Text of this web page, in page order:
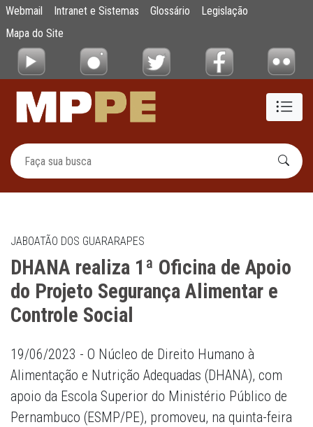
Pular para o Conteúdo principal
DHANA realiza 1ª Oficina de Apoio do
Webmail Intranet e Sistemas Glossário
Legislação
Mapa do Site
JABOATÃO DOS GUARARAPES
DHANA realiza 1ª Oficina de Apoio
do Projeto Segurança Alimentar e
Controle Social
19/06/2023 - O Núcleo de Direito Humano à
Alimentação e Nutrição Adequadas (DHANA), com
apoio da Escola Superior do Ministério Público de
Pernambuco (ESMP/PE), promoveu, na quinta-feira